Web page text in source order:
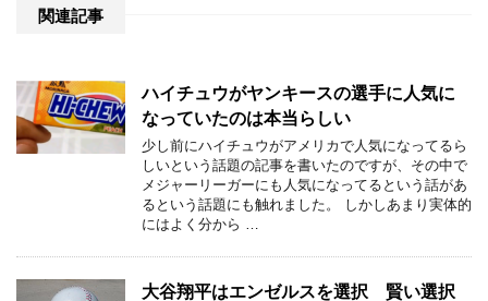
関連記事
ハイチュウがヤンキースの選手に人気に
なっていたのは本当らしい
少し前にハイチュウがアメリカで人気になってるら
しいという話題の記事を書いたのですが、その中で
メジャーリーガーにも人気になってるという話があ
るという話題にも触れました。 しかしあまり実体的
にはよく分から …
大谷翔平はエンゼルスを選択 賢い選択